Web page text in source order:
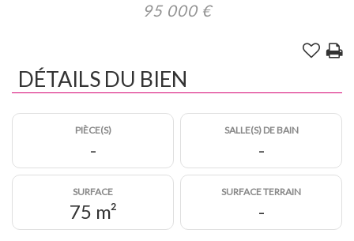
Vitrine magazines
Nous contacter
95 000 €
DÉTAILS DU BIEN
PIÈCE(S)
-
SALLE(S) DE BAIN
-
SURFACE
75 m²
SURFACE TERRAIN
-